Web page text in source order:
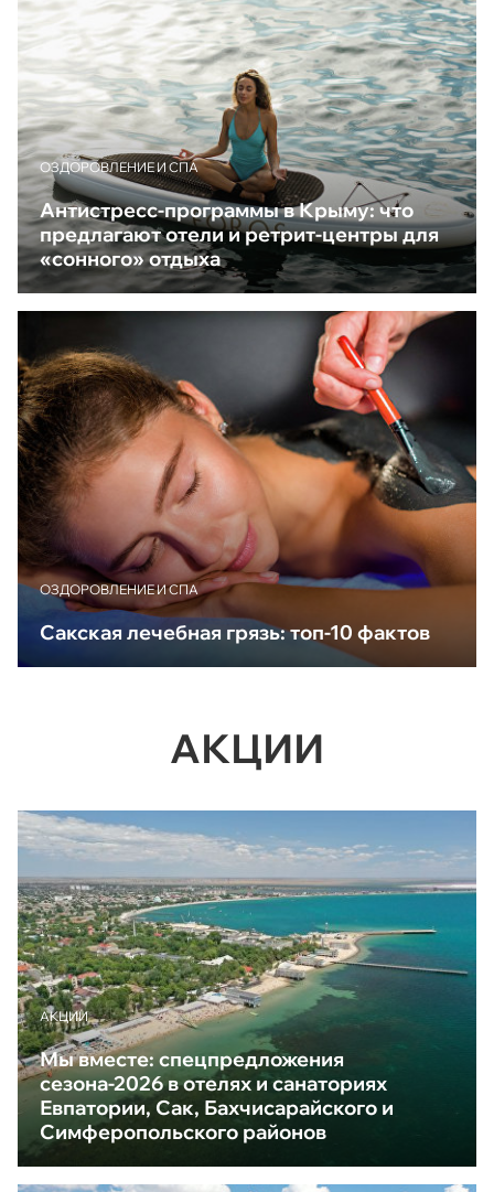
ОЗДОРОВЛЕНИЕ И СПА
Антистресс-программы в Крыму: что
предлагают отели и ретрит-центры для
«сонного» отдыха
ОЗДОРОВЛЕНИЕ И СПА
Сакская лечебная грязь: топ-10 фактов
АКЦИИ
АКЦИИ
Мы вместе: спецпредложения
сезона-2026 в отелях и санаториях
Евпатории, Сак, Бахчисарайского и
Симферопольского районов